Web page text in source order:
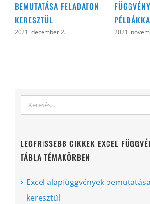
BEMUTATÁSA FELADATON
KERESZTÜL
2021. december 2. 2021.
Keresés...
LEGFRISSEBB CIKKEK EXCEL
TÁBLA TÉMAKÖRBEN
Excel alapfüggvények
keresztül